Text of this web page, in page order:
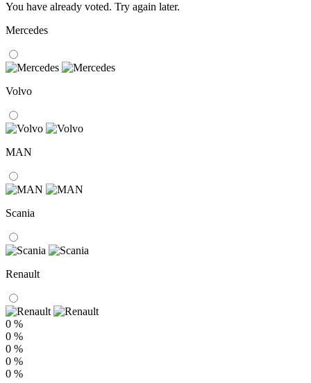
You have already voted. Try again later.
Mercedes
Volvo
MAN
Scania
Renault
0 %
0 %
0 %
0 %
0 %